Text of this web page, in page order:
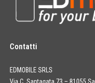
Contatti
EDMOBILE SRLS